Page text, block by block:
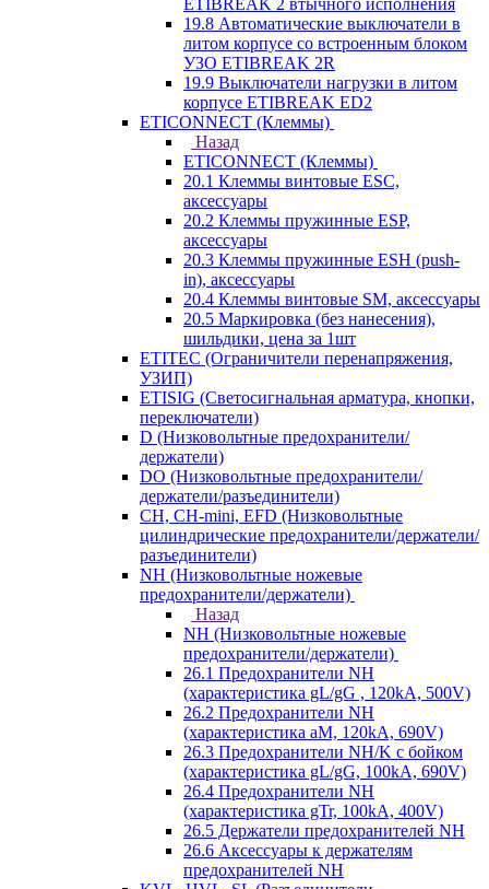
ETIBREAK 2 втычного исполнения
19.8 Автоматические выключатели в
литом корпусе со встроенным блоком
УЗО ETIBREAK 2R
19.9 Выключатели нагрузки в литом
корпусе ETIBREAK ED2
ETICONNECT (Клеммы)
Назад
ETICONNECT (Клеммы)
20.1 Клеммы винтовые ESC,
аксессуары
20.2 Клеммы пружинные ESP,
аксессуары
20.3 Клеммы пружинные ESH (push-
in), аксессуары
20.4 Клеммы винтовые SM, аксессуары
20.5 Маркировка (без нанесения),
шильдики, цена за 1шт
ETITEC (Ограничители перенапряжения,
УЗИП)
ETISIG (Светосигнальная арматура, кнопки,
переключатели)
D (Низковольтные предохранители/
держатели)
DO (Низковольтные предохранители/
держатели/разъединители)
CH, CH-mini, EFD (Низковольтные
цилиндрические предохранители/держатели/
разъединители)
NH (Низковольтные ножевые
предохранители/держатели)
Назад
NH (Низковольтные ножевые
предохранители/держатели)
26.1 Предохранители NH
(характеристика gL/gG , 120kA, 500V)
26.2 Предохранители NH
(характеристика aM, 120kA, 690V)
26.3 Предохранители NH/K с бойком
(характеристика gL/gG, 100kA, 690V)
26.4 Предохранители NH
(характеристика gTr, 100kA, 400V)
26.5 Держатели предохранителей NH
26.6 Аксессуары к держателям
предохранителей NH